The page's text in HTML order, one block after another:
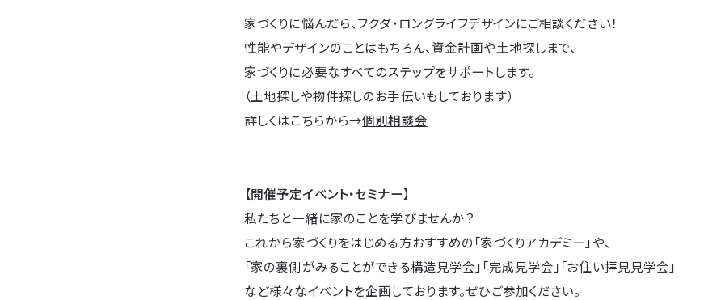
家づくりに悩んだら、フクダ・ロングライフデザインにご相談ください！
性能やデザインのことはもちろん、資金計画や土地探しまで、
家づくりに必要なすべてのステップをサポートします。
（土地探しや物件探しのお手伝いもしております）
詳しくはこちらから→個別相談会
【開催予定イベント・セミナー】
私たちと一緒に家のことを学びませんか？
これから家づくりをはじめる方おすすめの「家づくりアカデミー」や、
「家の裏側がみることができる構造見学会」「完成見学会」「お住い拝見見学会」
など様々なイベントを企画しております。ぜひご参加ください。